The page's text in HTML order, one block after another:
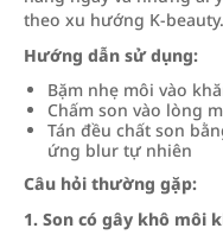
theo xu hướng K-beauty.
Hướng dẫn sử dụng:
Bặm nhẹ môi vào
Chấm son vào lòng
Tán đều chất son
ứng blur tự nhiên
Câu hỏi thường gặp:
1. Son có gây khô môi